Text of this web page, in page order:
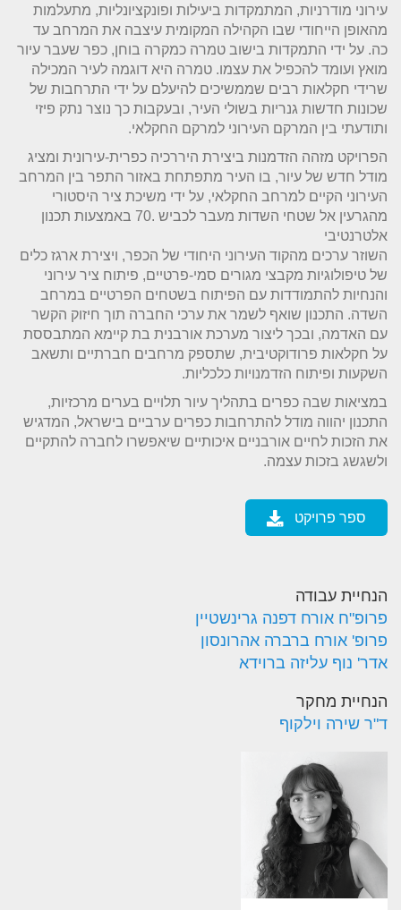
עירוני מודרניות, המתמקדות ביעילות ופונקציונליות, מתעלמות
מהאופן הייחודי שבו הקהילה המקומית עיצבה את המרחב עד
כה. על ידי התמקדות בישוב טמרה כמקרה בוחן, כפר שעבר עיור
מואץ ועומד להכפיל את עצמו. טמרה היא דוגמה לעיר המכילה
שרידי חקלאות רבים שממשיכים להיעלם על ידי התרחבות של
שכונות חדשות גנריות בשולי העיר, ובעקבות כך נוצר נתק פיזי
ותודעתי בין המרקם העירוני למרקם החקלאי.
הפרויקט מזהה הזדמנות ביצירת היררכיה כפרית-עירונית ומציג
מודל חדש של עיור, בו העיר מתפתחת באזור התפר בין המרחב
העירוני הקיים למרחב החקלאי, על ידי משיכת ציר היסטורי
מהגרעין אל שטחי השדות מעבר לכביש .70 באמצעות תכנון
אלטרנטיבי
השוזר ערכים מהקוד העירוני היחודי של הכפר, ויצירת ארגז כלים
של טיפולוגיות מקבצי מגורים סמי-פרטיים, פיתוח ציר עירוני
והנחיות להתמודדות עם הפיתוח בשטחים הפרטיים במרחב
השדה. התכנון שואף לשמר את ערכי החברה תוך חיזוק הקשר
עם האדמה, ובכך ליצור מערכת אורבנית בת קיימא המתבססת
על חקלאות פרודוקטיבית, שתספק מרחבים חברתיים ותשאב
השקעות ופיתוח הזדמנויות כלכליות.
במציאות שבה כפרים בתהליך עיור תלויים בערים מרכזיות,
התכנון יהווה מודל להתרחבות כפרים ערביים בישראל, המדגיש
את הזכות לחיים אורבניים איכותיים שיאפשרו לחברה להתקיים
ולשגשג בזכות עצמה.
ספר פרויקט
הנחיית עבודה
פרופ"ח אורח דפנה גרינשטיין
פרופ' אורח ברברה אהרונסון
אדר' נוף עליזה ברוידא
הנחיית מחקר
ד"ר שירה וילקוף